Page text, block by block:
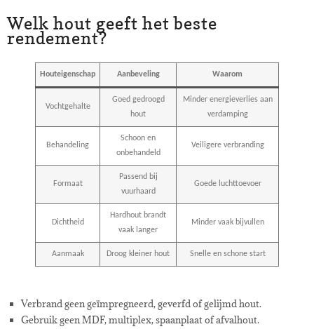
Welk hout geeft het beste
rendement?
Houteigenschap Aanbeveling Waarom
Vochtgehalte
Goed gedroogd
hout
Minder energieverlies aan
verdamping
Behandeling
Schoon en
onbehandeld
Veiligere verbranding
Formaat
Passend bij
vuurhaard
Goede luchttoevoer
Dichtheid
Hardhout brandt
vaak langer
Minder vaak bijvullen
Aanmaak Droog kleiner hout Snelle en schone start
Verbrand geen geïmpregneerd, geverfd of gelijmd hout.
Gebruik geen MDF, multiplex, spaanplaat of afvalhout.